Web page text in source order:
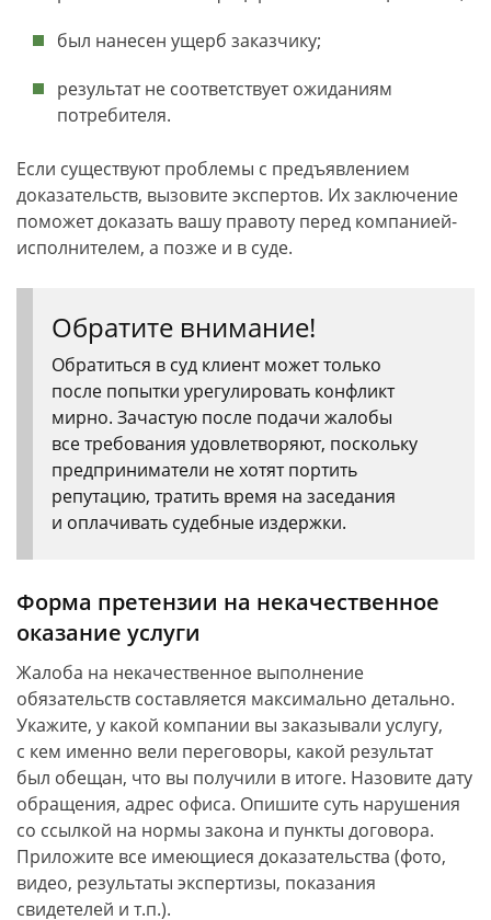
был нанесен ущерб заказчику;
результат не соответствует ожиданиям
потребителя.
Если существуют проблемы с предъявлением
доказательств, вызовите экспертов. Их заключение
поможет доказать вашу правоту перед компанией-
исполнителем, а позже и в суде.
Обратите внимание!
Обратиться в суд клиент может только
после попытки урегулировать конфликт
мирно. Зачастую после подачи жалобы
все требования удовлетворяют, поскольку
предприниматели не хотят портить
репутацию, тратить время на заседания
и оплачивать судебные издержки.
Форма претензии на некачественное
оказание услуги
Жалоба на некачественное выполнение
обязательств составляется максимально детально.
Укажите, у какой компании вы заказывали услугу,
с кем именно вели переговоры, какой результат
был обещан, что вы получили в итоге. Назовите дату
обращения, адрес офиса. Опишите суть нарушения
со ссылкой на нормы закона и пункты договора.
Приложите все имеющиеся доказательства (фото,
видео, результаты экспертизы, показания
свидетелей и т.п.).